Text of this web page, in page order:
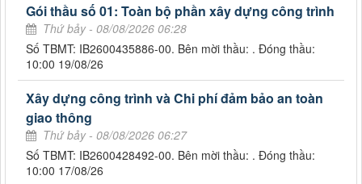
Gói thầu số 01: Toàn bộ phần xây dựng công trình
Thứ bảy - 08/08/2026 06:28
Số TBMT: IB2600435886-00. Bên mời thầu: . Đóng thầu:
10:00 19/08/26
Xây dựng công trình và Chi phí đảm bảo an toàn
giao thông
Thứ bảy - 08/08/2026 06:27
Số TBMT: IB2600428492-00. Bên mời thầu: . Đóng thầu:
10:00 17/08/26